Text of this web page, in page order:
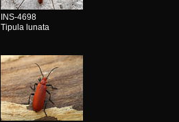
INS-4698
Tipula lunata